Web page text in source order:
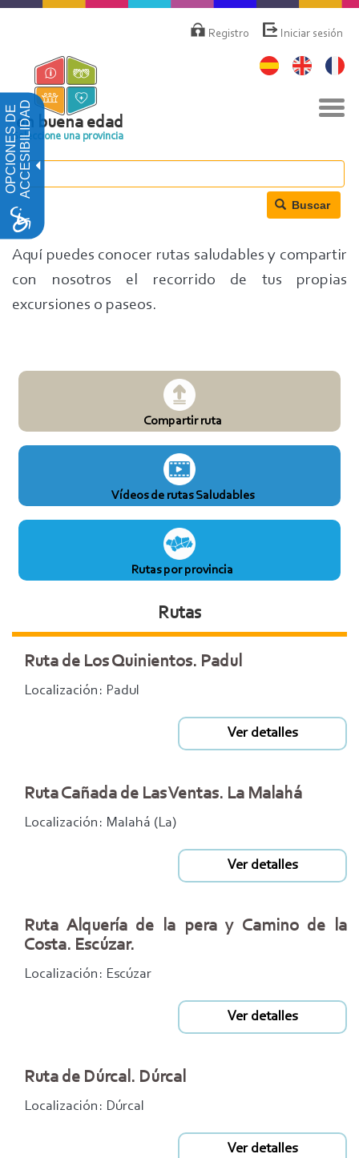
OPCIONES DEACCESIBILIDAD
Pasar
contenido
principal
deRegistro Iniciar sesión
en buena edad
Seleccione una provincia
Buscar
Aquí puedes conocer rutas saludables y compartir
con nosotros el recorrido de tus propias
excursiones o paseos.
Compartir ruta
Vídeos de rutas Saludables
Rutas por provincia
Rutas
Ruta de Los Quinientos. Padul
Localización: Padul
Ver detalles
Ruta Cañada de Las Ventas. La Malahá
Localización: Malahá (La)
Ver detalles
Ruta Alquería de la pera y Camino de la
Costa. Escúzar.
Localización: Escúzar
Ver detalles
Ruta de Dúrcal. Dúrcal
Localización: Dúrcal
Ver detalles